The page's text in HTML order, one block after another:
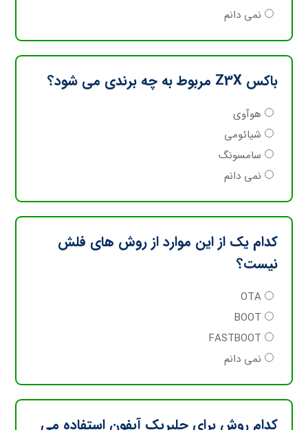
نمی دانم
باکس Z3X مربوط به چه برندی می شود؟
هوآوی
شیائومی
سامسونگ
نمی دانم
کدام یک از این موارد از روش های فلش
نیست؟
OTA
نمی دانم
کدام روش برای جلبریک آیفون استفاده می